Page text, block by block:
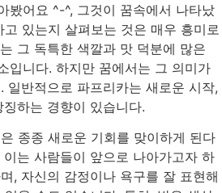
봤어요 ^-^, 그것이 꿈속에서 나타났
있는지 살펴보는 것은 매우 흥미로
그 독특한 색깔과 맛 덕분에 많은
입니다. 하지만 꿈에서는 그 의미가
일반적으로 파프리카는 새로운 시작,
하는 경향이 있습니다.
종종 새로운 기회를 맞이하게 된다
는 사람들이 앞으로 나아가고자 하
, 자신의 감정이나 욕구를 잘 표현해